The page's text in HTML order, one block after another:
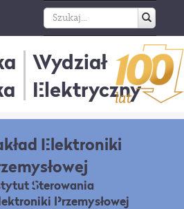
Wydział
Elektryczny
Elektroniki
Sterowania
Przemysłowej